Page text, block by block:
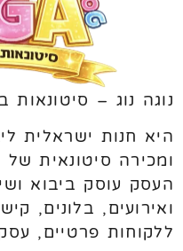
נוגה נוג – סיטונאות
היא חנות ישראלית
ומכירה סיטונאית של
העסק עוסק ביבוא
ואירועים, בלונים,
ללקוחות פרטיים,